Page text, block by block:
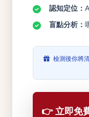
認知定位：
盲點分析：
檢測後你將
👉 立即免